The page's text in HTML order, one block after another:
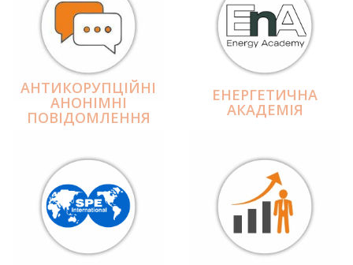
АНТИКОРУПЦІЙНІ
АНОНІМНІ
ПОВІДОМЛЕННЯ
ЕНЕРГЕТИЧНА
АКАДЕМІЯ